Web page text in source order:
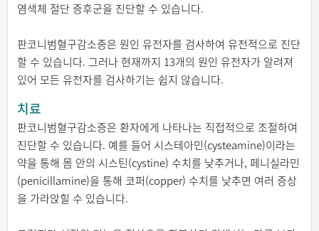
염색체 절단 증후군을 진단할 수 있습니다.
판코니범혈구감소증은 원인 유전자를 검사하여 유전적으로 진단
할 수 있습니다. 그러나 현재까지 13개의 원인 유전자가 알려져
있어 모든 유전자를 검사하기는 쉽지 않습니다.
치료
판코니범혈구감소증은 환자에게 나타나는 직접적으로 조절하여
진단할 수 있습니다. 예를 들어 시스테아민(cysteamine)이라는
약을 통해 몸 안의 시스틴(cystine) 수치를 낮추거나, 페니실라민
(penicillamine)을 통해 코퍼(copper) 수치를 낮추면 여러 증상
을 가라앉힐 수 있습니다.